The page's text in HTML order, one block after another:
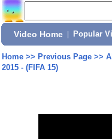
Video Home Popular
Home>> Previous Page>>
2015 - (FIFA 15)